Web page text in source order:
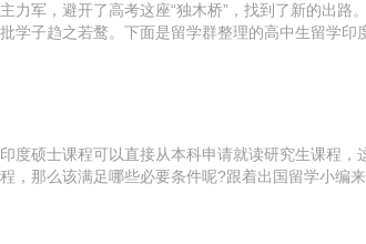
力军，避开了高考这座“独木桥”，找到了新的出路
学子趋之若鹜。下面是留学群整理的高中生留学印
度硕士课程可以直接从本科申请就读研究生课程，
，那么该满足哪些必要条件呢?跟着出国留学小编